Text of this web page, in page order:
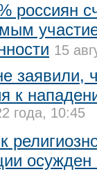
россиян
15
заявили,
к
года, 10:45